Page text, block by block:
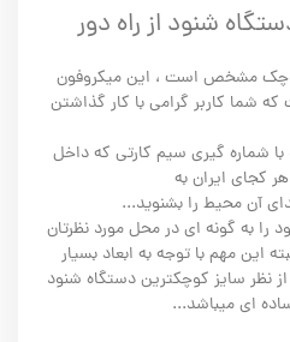
شنود از راه دور
کوچک مشخص است ، این میکروفون
شما کاربر گرامی با کار گذاشتن
شماره گیری سیم کارتی که داخل
کجای ایران به
آن محیط را بشنوید...
به گونه ای در محل مورد نظرتان
این مهم با توجه به ابعاد بسیار
نظر سایز کوچکترین دستگاه شنود
ای میباشد...